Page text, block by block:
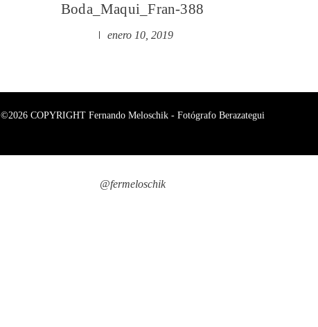
Boda_Maqui_Fran-388
enero 10, 2019
©2026 COPYRIGHT Fernando Meloschik - Fotógrafo Berazategui
@fermeloschik